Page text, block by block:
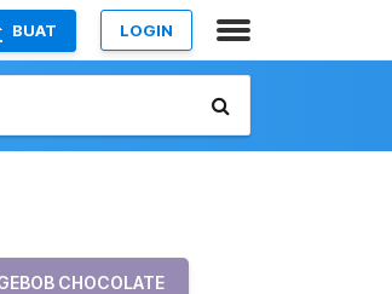
BUAT LOGIN
CHOCOLATE